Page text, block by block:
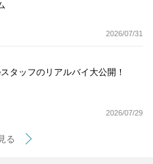
2026/07/31
タッフのリアルバイ大公開！
2026/07/29
る